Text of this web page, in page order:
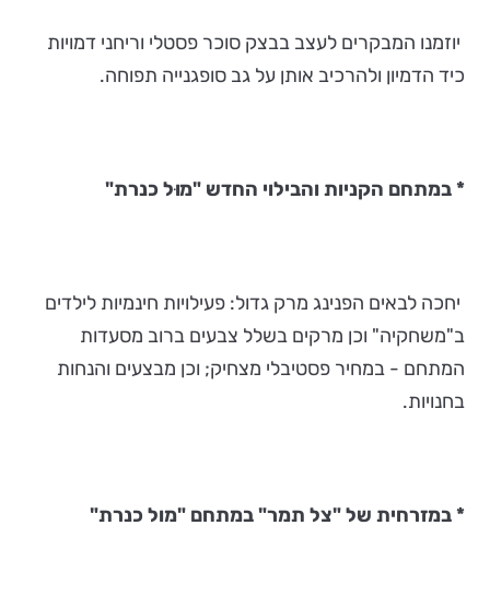
יוזמנו המבקרים לעצב בבצק סוכר פסטלי וריחני דמויות
כיד הדמיון ולהרכיב אותן על גב סופגנייה תפוחה.
*במתחם הקניות והבילוי החדש "מוּל כנרת"
יחכה לבאים הפנינג מרק גדול: פעילויות חינמיות לילדים
ב"משחקיה" וכן מרקים בשלל צבעים ברוב מסעדות
המתחם - במחיר פסטיבלי מצחיק; וכן מבצעים והנחות
בחנויות.
*במזרחית של "צל תמר" במתחם "מול כנרת"